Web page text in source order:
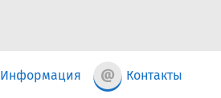
Информация Контакты